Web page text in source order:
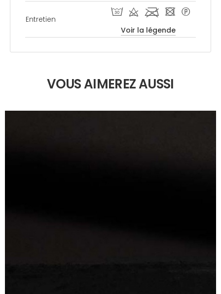
Entretien
T d l - *
Voir la légende
VOUS AIMEREZ AUSSI